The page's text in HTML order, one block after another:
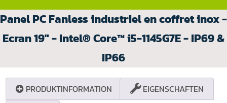
Panel PC Fanless industriel en coffret inox -
Ecran 19" - Intel® Core™ i5-1145G7E - IP69 &
IP66
PRODUKTINFORMATION EIGENSCHAFTEN